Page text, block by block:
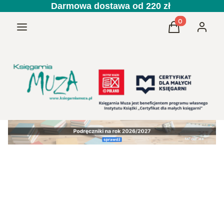
Darmowa dostawa od 220 zł
Menu Produkty w
Koszyk